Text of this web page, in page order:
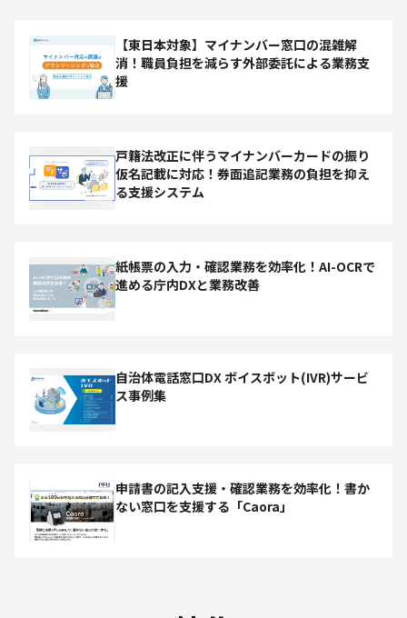
【東日本対象】マイナンバー窓口の混雑解
消！職員負担を減らす外部委託による業務支
援
戸籍法改正に伴うマイナンバーカードの振り
仮名記載に対応！券面追記業務の負担を抑え
る支援システム
紙帳票の入力・確認業務を効率化！AI-OCRで
進める庁内DXと業務改善
自治体電話窓口DX ボイスボット(IVR)サービ
ス事例集
申請書の記入支援・確認業務を効率化！書か
ない窓口を支援する「Caora」